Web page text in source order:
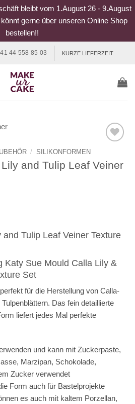
bleibt vom 1.August 26 - 9.August
gerne über unseren Online Shop
bestellen!!
44 558 85 03 KURZE LIEFERZEIT
/ SILIKONFORMEN
and Tulip Leaf Veiner
Tulip Leaf Veiner Texture
Katy Sue Mould Calla Lily &
Set
für die Herstellung von Calla-
Das fein detaillierte
liefert jedes Mal perfekte
und kann mit Zuckerpaste,
Marzipan, Schokolade,
Zucker verwendet
Form auch für Bastelprojekte
es auch mit kaltem Porzellan,